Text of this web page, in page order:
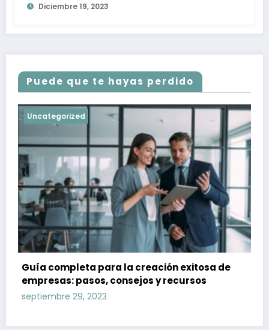
Diciembre 19, 2023
Puede que te hayas perdido
Uncategorized
Guía completa para la creación exitosa de
empresas: pasos, consejos y recursos
septiembre 29, 2023